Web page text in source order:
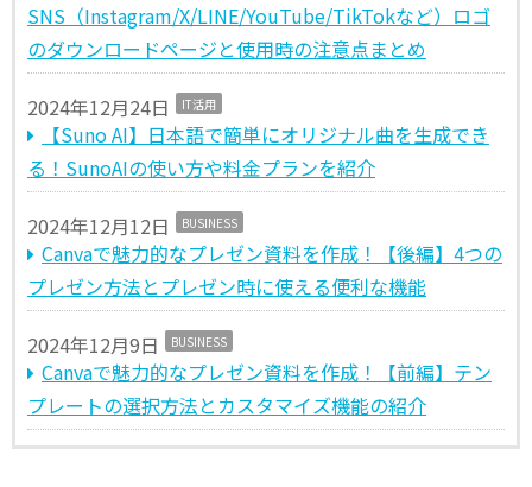
SNS（Instagram/X/LINE/YouTube/TikTokなど）ロゴ
のダウンロードページと使用時の注意点まとめ
2024年12月24日 IT活用
【Suno AI】日本語で簡単にオリジナル曲を生成でき
る！SunoAIの使い方や料金プランを紹介
2024年12月12日 BUSINESS
Canvaで魅力的なプレゼン資料を作成！【後編】4つの
プレゼン方法とプレゼン時に使える便利な機能
2024年12月9日 BUSINESS
Canvaで魅力的なプレゼン資料を作成！【前編】テン
プレートの選択方法とカスタマイズ機能の紹介